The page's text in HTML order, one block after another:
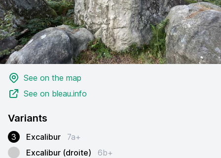
See on the map
See on bleau.info
Variants
3 Excalibur
7a+
Excalibur (droite)
6b+